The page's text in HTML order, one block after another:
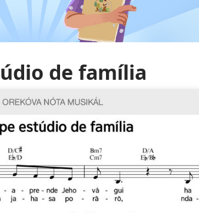
de família